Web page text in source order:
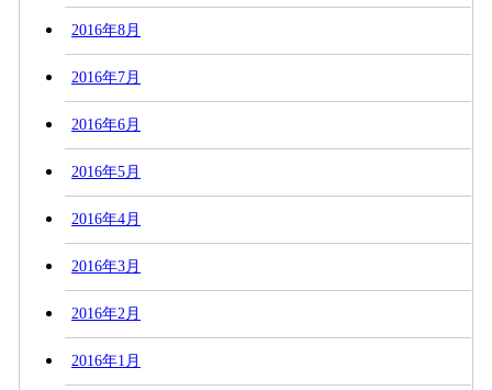
2016年8月
2016年7月
2016年6月
2016年5月
2016年4月
2016年3月
2016年2月
2016年1月